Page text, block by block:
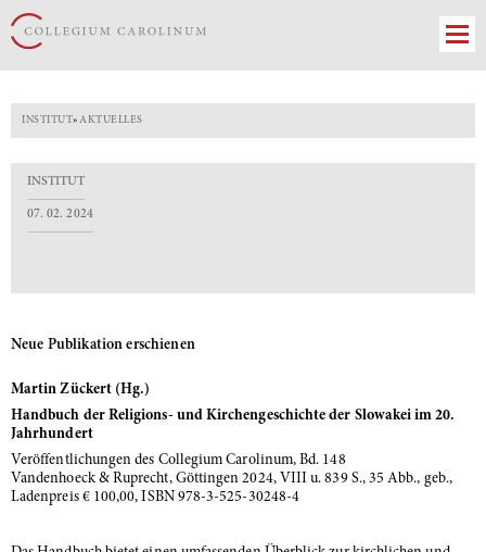
INSTITUT» AKTUELLES
INSTITUT
07. 02. 2024
Neue Publikation erschienen
Martin Zückert (Hg.)
Handbuch der Religions- und Kirchengeschichte der Slowakei im 20.
Jahrhundert
Veröffentlichungen des Collegium Carolinum, Bd. 148
Vandenhoeck & Ruprecht, Göttingen 2024, VIII u. 839 S., 35 Abb., geb.,
Ladenpreis € 100,00, ISBN 978-3-525-30248-4